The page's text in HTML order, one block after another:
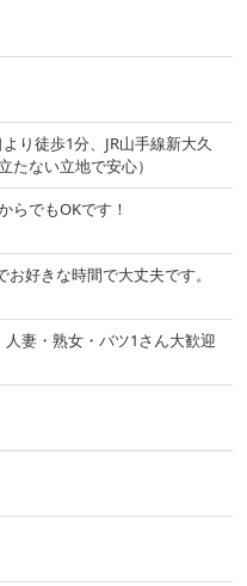
り徒歩1分、JR山手線新大久
たない立地で安心）
らでもOKです！
好きな時間で大丈夫です。
妻・熟女・バツ1さん大歓迎